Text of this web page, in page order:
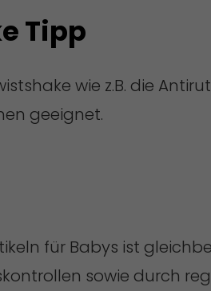
Tipp
wie z.B. die
geeignet.
für Babys ist
sowie durch